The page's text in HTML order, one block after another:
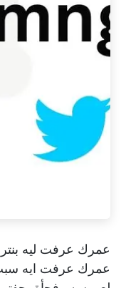
عمرك عرفت ليه
عمرك عرفت ايه